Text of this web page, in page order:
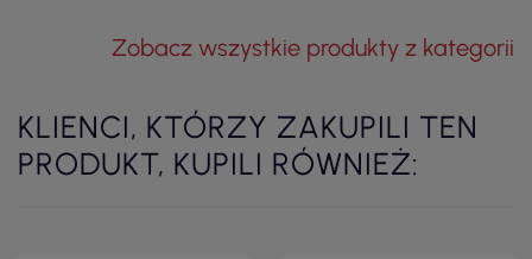
Zobacz wszystkie produkty z kategorii
KLIENCI, KTÓRZY ZAKUPILI TEN
PRODUKT, KUPILI RÓWNIEŻ: